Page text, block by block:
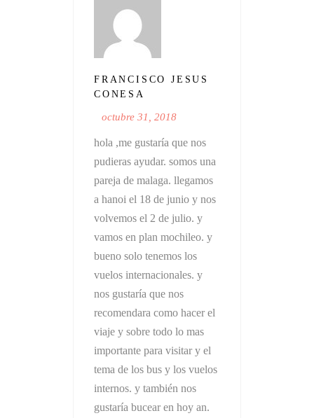
FRANCISCO JESUS
CONESA
octubre 31, 2018
hola ,me gustaría que nos
pudieras ayudar. somos una
pareja de malaga. llegamos
a hanoi el 18 de junio y nos
volvemos el 2 de julio. y
vamos en plan mochileo. y
bueno solo tenemos los
vuelos internacionales. y
nos gustaría que nos
recomendara como hacer el
viaje y sobre todo lo mas
importante para visitar y el
tema de los bus y los vuelos
internos. y también nos
gustaría bucear en hoy an.